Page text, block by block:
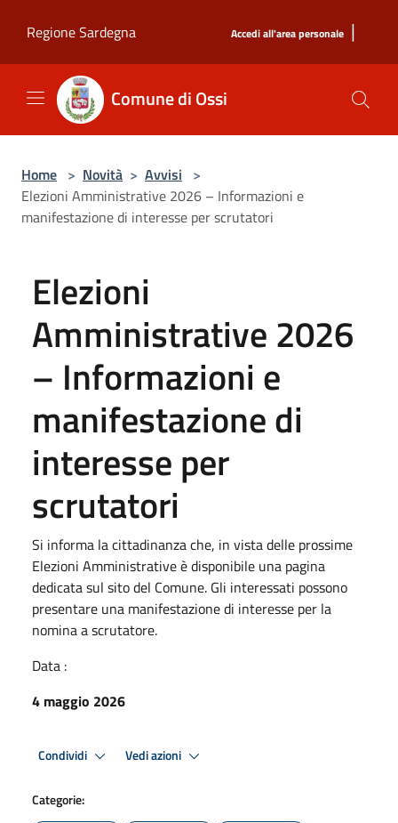
Regione Sardegna
Accedi all'area personale |
Comune di Ossi
Home > Novità > Avvisi >
Elezioni Amministrative 2026 – Informazioni e
manifestazione di interesse per scrutatori
Elezioni
Amministrative 2026
– Informazioni e
manifestazione di
interesse per
scrutatori
Si informa la cittadinanza che, in vista delle prossime
Elezioni Amministrative è disponibile una pagina
dedicata sul sito del Comune. Gli interessati possono
presentare una manifestazione di interesse per la
nomina a scrutatore.
Data :
4 maggio 2026
Condividi Vedi azioni
Categorie: